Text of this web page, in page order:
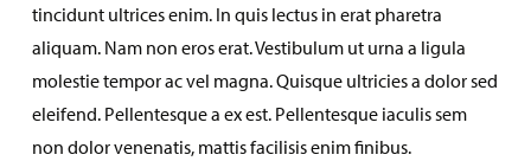
tincidunt ultrices enim. In quis lectus in erat pharetra
aliquam. Nam non eros erat. Vestibulum ut urna a ligula
molestie tempor ac vel magna. Quisque ultricies a dolor sed
eleifend. Pellentesque a ex est. Pellentesque iaculis sem
non dolor venenatis, mattis facilisis enim finibus.